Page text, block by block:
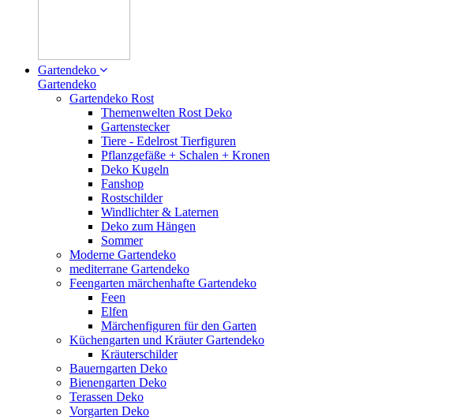
Gartendeko
Gartendeko
Gartendeko Rost
Themenwelten Rost Deko
Gartenstecker
Tiere - Edelrost Tierfiguren
Pflanzgefäße + Schalen + Kronen
Deko Kugeln
Fanshop
Rostschilder
Windlichter & Laternen
Deko zum Hängen
Sommer
Moderne Gartendeko
mediterrane Gartendeko
Feengarten märchenhafte Gartendeko
Feen
Elfen
Märchenfiguren für den Garten
Küchengarten und Kräuter Gartendeko
Kräuterschilder
Bauerngarten Deko
Bienengarten Deko
Terassen Deko
Vorgarten Deko